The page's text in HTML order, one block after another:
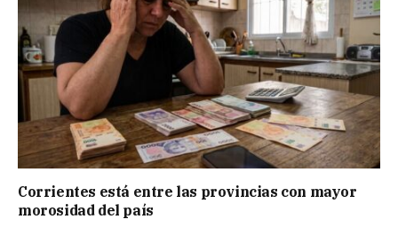
Corrientes está entre las provincias con mayor
morosidad del país